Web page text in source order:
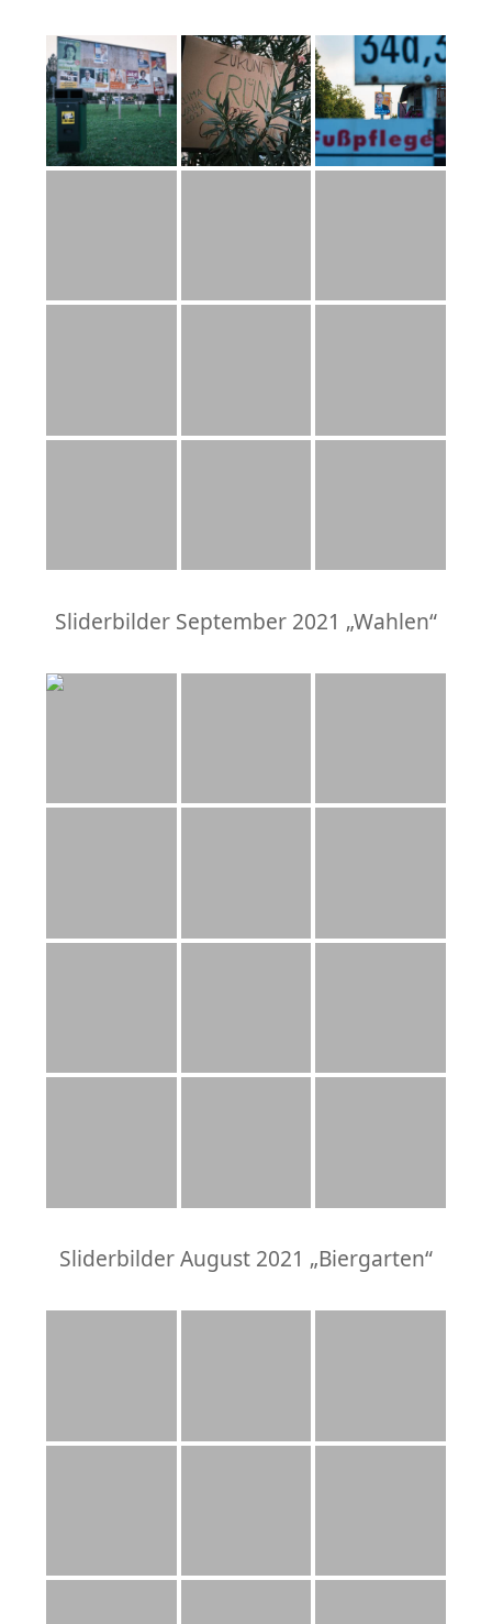
Sliderbilder September 2021 „Wahlen“
Sliderbilder August 2021 „Biergarten“